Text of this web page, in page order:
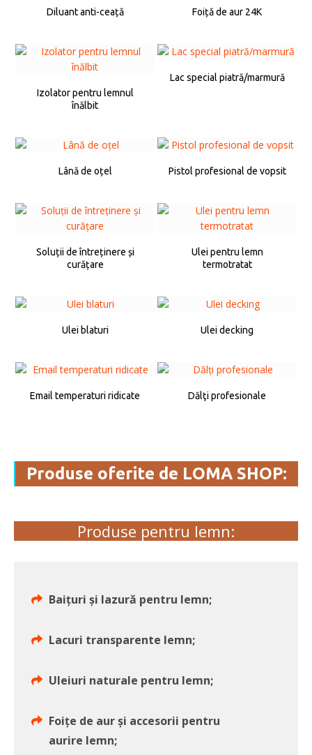
Diluant anti-ceață Foiță de aur 24K
Izolator pentru lemnul
înălbit
Lac special piatră/marmură
Lână de oțel Pistol profesional de vopsit
Soluții de întreținere și
curățare
Ulei pentru lemn
termotratat
Ulei blaturi Ulei decking
Email temperaturi ridicate Dălţi profesionale
Produse oferite de LOMA SHOP:
Produse pentru lemn:
Baițuri și lazură pentru lemn;
Lacuri transparente lemn;
Uleiuri naturale pentru lemn;
Foițe de aur și accesorii pentru
aurire lemn;